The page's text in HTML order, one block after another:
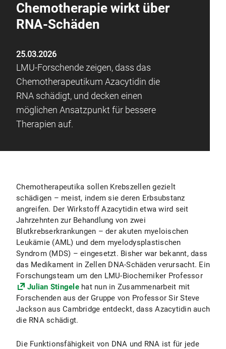
Chemotherapie wirkt über
RNA-Schäden
25.03.2026
LMU-Forschende zeigen, dass das
Chemotherapeutikum Azacytidin die
RNA schädigt, und decken einen
möglichen Ansatzpunkt für bessere
Therapien auf.
Chemotherapeutika sollen Krebszellen gezielt
schädigen – meist, indem sie deren Erbsubstanz
angreifen. Der Wirkstoff Azacytidin etwa wird seit
Jahrzehnten zur Behandlung von zwei
Blutkrebserkrankungen – der akuten myeloischen
Leukämie (AML) und dem myelodysplastischen
Syndrom (MDS) – eingesetzt. Bisher war bekannt, dass
das Medikament in Zellen DNA-Schäden verursacht. Ein
Forschungsteam um den LMU-Biochemiker Professor
Julian Stingelehat nun in Zusammenarbeit mit
Forschenden aus der Gruppe von Professor Sir Steve
Jackson aus Cambridge entdeckt, dass Azacytidin auch
die RNA schädigt.
Die Funktionsfähigkeit von DNA und RNA ist für jede